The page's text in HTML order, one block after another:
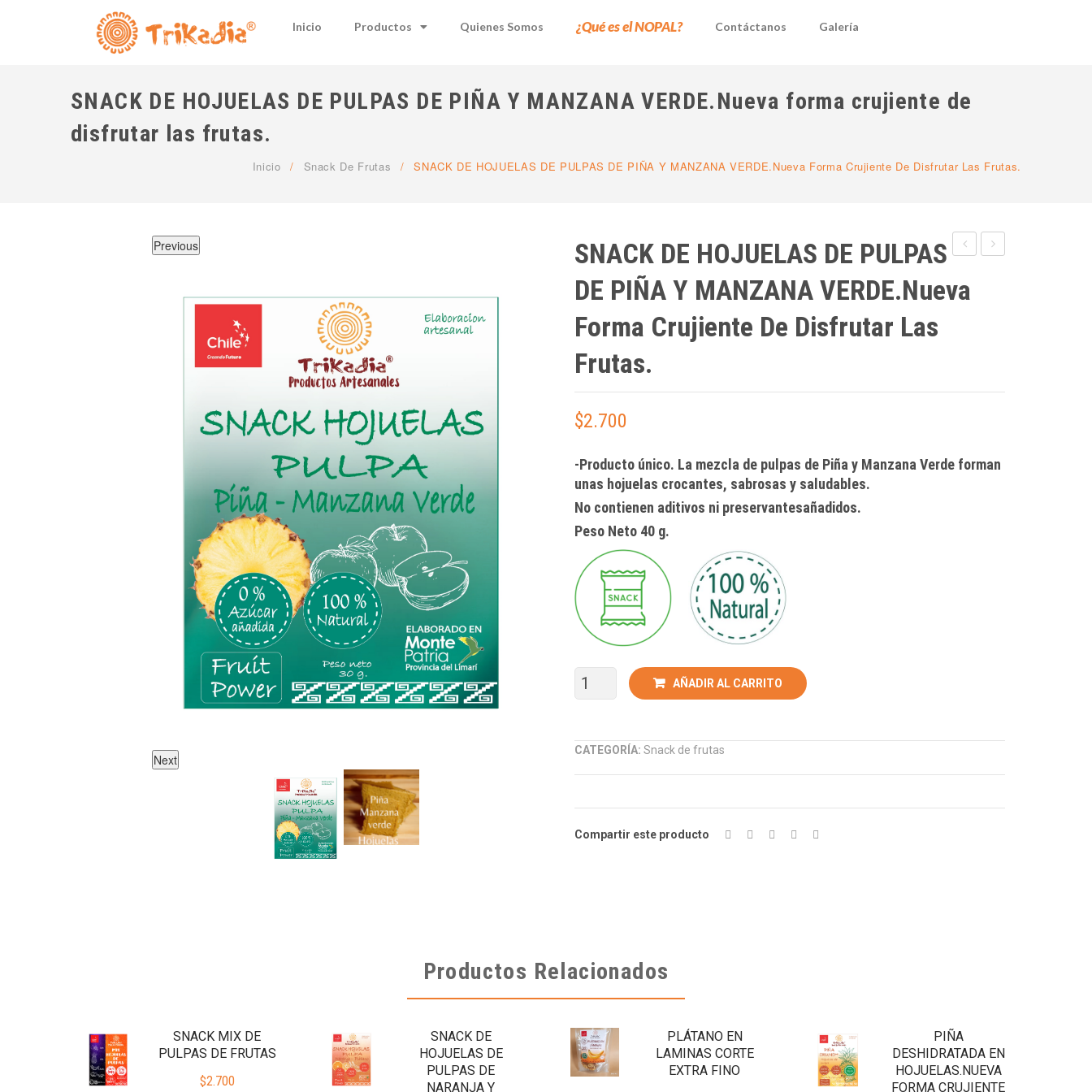
Inicio Productos Quienes Somos ¿Qué es el NOPAL? Contáctanos Galería
SNACK DE HOJUELAS DE PULPAS DE PIÑA Y MANZANA VERDE.Nueva forma crujiente de
disfrutar las frutas.
Inicio / Snack De Frutas / SNACK DE HOJUELAS DE PULPAS DE PIÑA Y MANZANA VERDE.Nueva Forma Crujiente De Disfrutar Las Frutas.
Previous
Next
HOJUELAS
crujiente
SNACK DE HOJUELAS DE PULPAS
DE PIÑA Y MANZANA VERDE.Nueva
Forma Crujiente De Disfrutar Las
Frutas.
$2.700
-Producto único. La mezcla de pulpas de Piña y Manzana Verde forman
unas hojuelas crocantes, sabrosas y saludables.
No contienen aditivos ni preservantesañadidos.
Peso Neto 40 g.
AÑADIR AL CARRITO
CATEGORÍA: Snack de frutas
Compartir este producto
Productos Relacionados
SNACK MIX DE
PULPAS DE FRUTAS
$2.700
SNACK DE
HOJUELAS DE
PULPAS DE
NARANJA Y
PLÁTANO EN
LAMINAS CORTE
EXTRA FINO
PIÑA
DESHIDRATADA EN
HOJUELAS.NUEVA
FORMA CRUJIENTE